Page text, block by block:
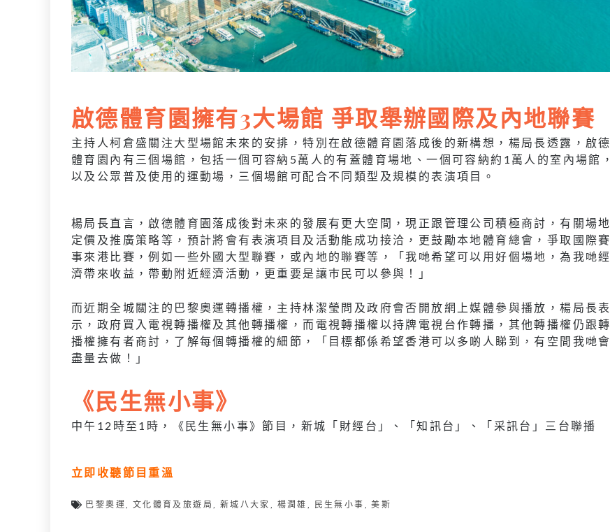
啟德體育園擁有3大場館 爭取舉辦國際及內地聯賽
主持人柯倉盛關注大型場館未來的安排，特別在啟德體育園落成後的新構想，楊局長透露，啟德
體育園內有三個場館，包括一個可容納5萬人的有蓋體育場地、一個可容納約1萬人的室內場館，
以及公眾普及使用的運動場，三個場館可配合不同類型及規模的表演項目。
楊局長直言，啟德體育園落成後對未來的發展有更大空間，現正跟管理公司積極商討，有關場地
定價及推廣策略等，預計將會有表演項目及活動能成功接洽，更鼓勵本地體育總會，爭取國際賽
事來港比賽，例如一些外國大型聯賽，或內地的聯賽等，「我哋希望可以用好個場地，為我哋經
濟帶來收益，帶動附近經濟活動，更重要是讓巿民可以參與！」
而近期全城關注的巴黎奧運轉播權，主持林潔瑩問及政府會否開放網上媒體參與播放，楊局長表
示，政府買入電視轉播權及其他轉播權，而電視轉播權以持牌電視台作轉播，其他轉播權仍跟轉
播權擁有者商討，了解每個轉播權的細節，「目標都係希望香港可以多啲人睇到，有空間我哋會
盡量去做！」
《民生無小事》
中午12時至1時，《民生無小事》節目，新城「財經台」、「知訊台」、「采訊台」三台聯播
立即收聽節目重溫
巴黎奧運, 文化體育及旅遊局, 新城八大家 , 楊潤雄 , 民生無小事 ,美斯